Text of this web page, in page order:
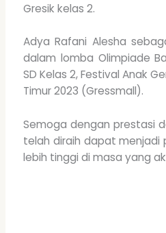
Gresik kelas 2.
Adya Rafani Alesha
dalam lomba Olimpiade
SD Kelas 2, Festival Anak
Timur 2023 (Gressmall).
Semoga dengan prestasi
telah diraih dapat menjadi
lebih tinggi di masa yang